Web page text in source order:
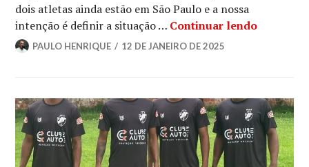
dois atletas ainda estão em São Paulo e a nossa
intenção é definir a situação … Continuar lendo
PAULO HENRIQUE 12 DE JANEIRO DE 2025